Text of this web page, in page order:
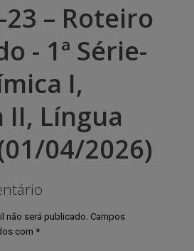
– Roteiro
- 1ª Série-
I,
II, Língua
04/2026)
não será publicado. Campos
com *